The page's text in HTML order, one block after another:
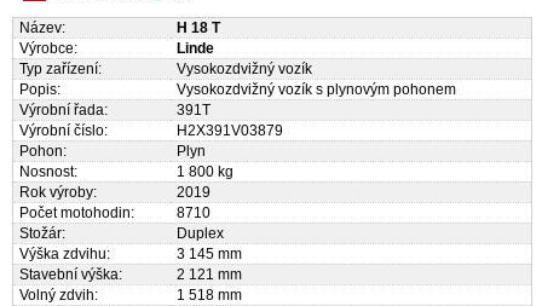
Název:
H 18 T
Výrobce:
Linde
Typ zařízení:
Vysokozdvižný vozík
Popis:
Vysokozdvižný vozík s plynovým pohonem
Výrobní řada:
391T
Výrobní číslo:
H2X391V03879
Pohon:
Plyn
Nosnost:
1 800 kg
Rok výroby:
2019
Počet motohodin:
8710
Stožár:
Duplex
Výška zdvihu:
3 145 mm
Stavební výška:
2 121 mm
Volný zdvih:
1 518 mm